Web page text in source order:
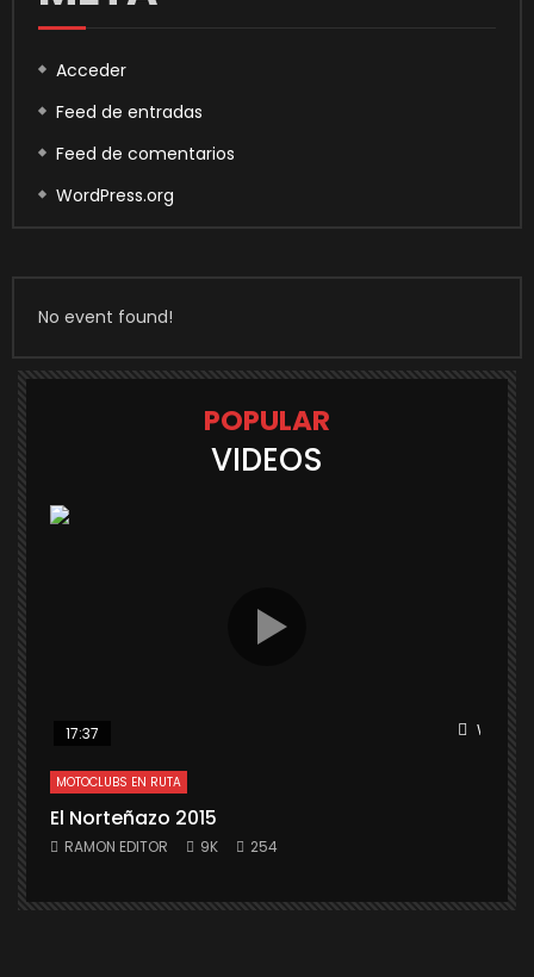
Acceder
Feed de entradas
Feed de comentarios
WordPress.org
No event found!
POPULAR
VIDEOS
Watch
17:37
MOTOCLUBS EN RUTA
El Norteñazo 2015
RAMON EDITOR 9K 254